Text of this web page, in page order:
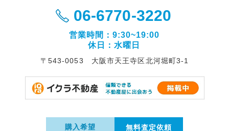
06-6770-3220
営業時間：9:30~19:00
休日：水曜日
〒543-0053 大阪市天王寺区北河堀町3-1
購入希望 無料査定依頼